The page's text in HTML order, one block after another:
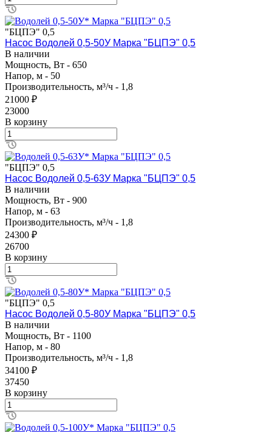
"БЦПЭ" 0,5
Насос Водолей 0,5-50У Марка "БЦПЭ" 0,5
В наличии
Мощность, Вт - 650
Напор, м - 50
Производительность, м³/ч - 1,8
21000 ₽
23000
В корзину
"БЦПЭ" 0,5
Насос Водолей 0,5-63У Марка "БЦПЭ" 0,5
В наличии
Мощность, Вт - 900
Напор, м - 63
Производительность, м³/ч - 1,8
24300 ₽
26700
В корзину
"БЦПЭ" 0,5
Насос Водолей 0,5-80У Марка "БЦПЭ" 0,5
В наличии
Мощность, Вт - 1100
Напор, м - 80
Производительность, м³/ч - 1,8
34100 ₽
37450
В корзину